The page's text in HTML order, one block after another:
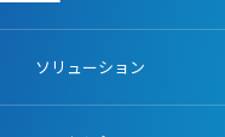
ソリューション